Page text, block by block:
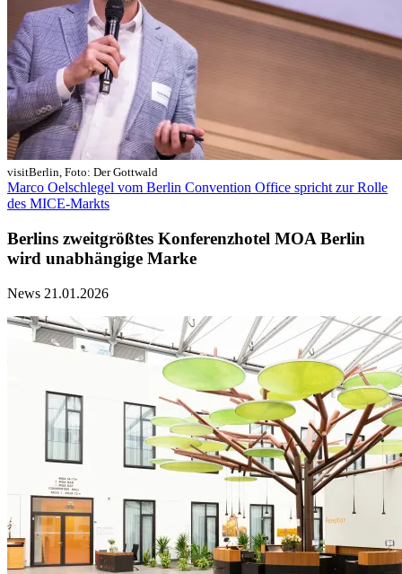
visitBerlin, Foto: Der Gottwald
Marco Oelschlegel vom Berlin Convention Office spricht zur Rolle
des MICE-Markts
Berlins zweitgrößtes Konferenzhotel MOA Berlin
wird unabhängige Marke
News 21.01.2026